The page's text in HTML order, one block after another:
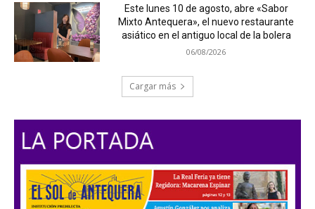
Este lunes 10 de agosto, abre «Sabor
Mixto Antequera», el nuevo restaurante
asiático en el antiguo local de la bolera
06/08/2026
Cargar más